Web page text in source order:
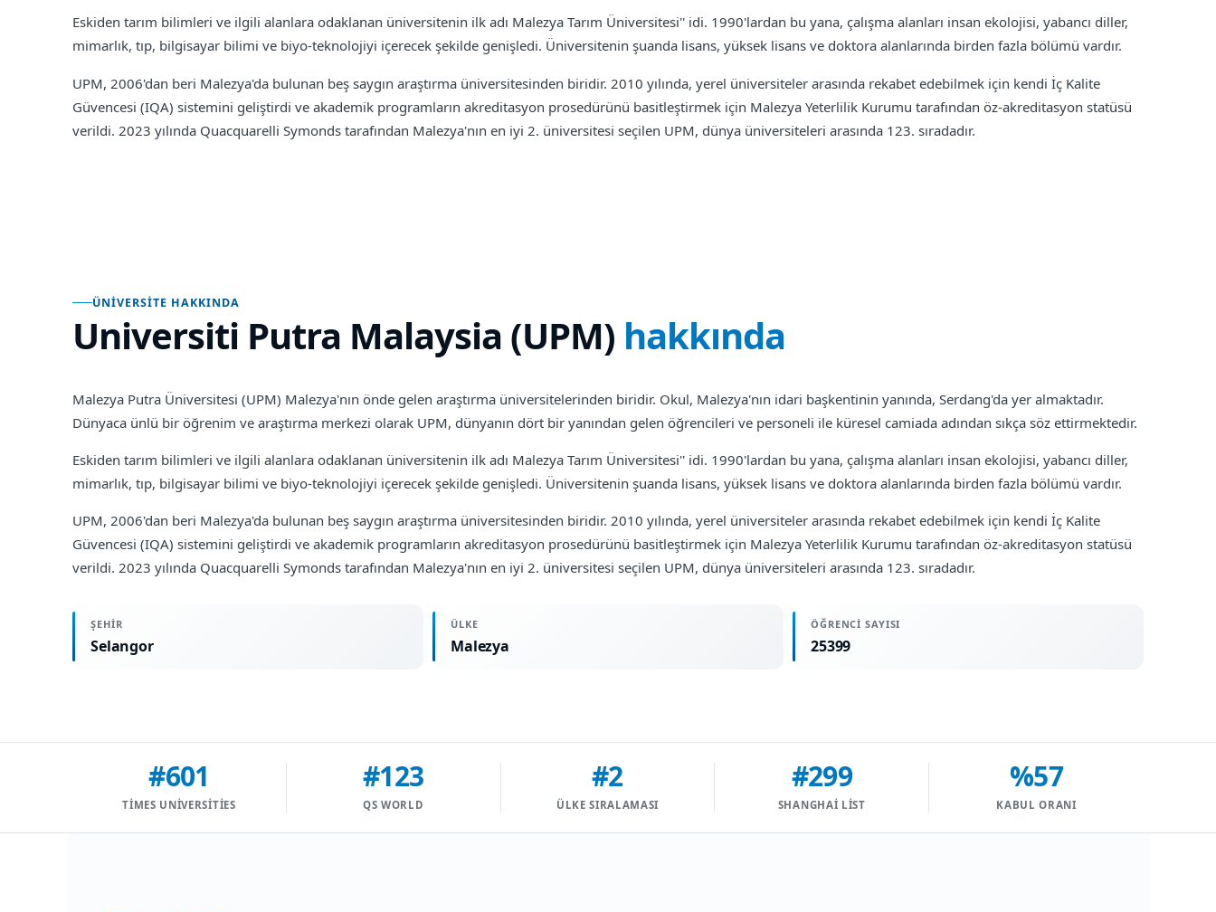
Eskiden tarım bilimleri ve ilgili alanlara odaklanan üniversitenin ilk adı Malezya Tarım Üniversitesi'' idi. 1990'lardan bu yana, çalışma alanları insan ekolojisi, yabancı diller,
mimarlık, tıp, bilgisayar bilimi ve biyo-teknolojiyi içerecek şekilde genişledi. Üniversitenin şuanda lisans, yüksek lisans ve doktora alanlarında birden fazla bölümü vardır.
UPM, 2006'dan beri Malezya'da bulunan beş saygın araştırma üniversitesinden biridir. 2010 yılında, yerel üniversiteler arasında rekabet edebilmek için kendi İç Kalite
Güvencesi (IQA) sistemini geliştirdi ve akademik programların akreditasyon prosedürünü basitleştirmek için Malezya Yeterlilik Kurumu tarafından öz-akreditasyon statüsü
verildi. 2023 yılında Quacquarelli Symonds tarafından Malezya'nın en iyi 2. üniversitesi seçilen UPM, dünya üniversiteleri arasında 123. sıradadır.
ÜNIVERSITE HAKKINDA
Universiti Putra Malaysia (UPM) hakkında
Malezya Putra Üniversitesi (UPM) Malezya'nın önde gelen araştırma üniversitelerinden biridir. Okul, Malezya'nın idari başkentinin yanında, Serdang'da yer almaktadır.
Dünyaca ünlü bir öğrenim ve araştırma merkezi olarak UPM, dünyanın dört bir yanından gelen öğrencileri ve personeli ile küresel camiada adından sıkça söz ettirmektedir.
Eskiden tarım bilimleri ve ilgili alanlara odaklanan üniversitenin ilk adı Malezya Tarım Üniversitesi'' idi. 1990'lardan bu yana, çalışma alanları insan ekolojisi, yabancı diller,
mimarlık, tıp, bilgisayar bilimi ve biyo-teknolojiyi içerecek şekilde genişledi. Üniversitenin şuanda lisans, yüksek lisans ve doktora alanlarında birden fazla bölümü vardır.
UPM, 2006'dan beri Malezya'da bulunan beş saygın araştırma üniversitesinden biridir. 2010 yılında, yerel üniversiteler arasında rekabet edebilmek için kendi İç Kalite
Güvencesi (IQA) sistemini geliştirdi ve akademik programların akreditasyon prosedürünü basitleştirmek için Malezya Yeterlilik Kurumu tarafından öz-akreditasyon statüsü
verildi. 2023 yılında Quacquarelli Symonds tarafından Malezya'nın en iyi 2. üniversitesi seçilen UPM, dünya üniversiteleri arasında 123. sıradadır.
ŞEHIR
Selangor
ÜLKE
Malezya
ÖĞRENCI SAYISI
25399
#601
TIMES UNIVERSITIES
#123
QS WORLD
#2
ÜLKE SIRALAMASI
#299
SHANGHAI LIST
%57
KABUL ORANI